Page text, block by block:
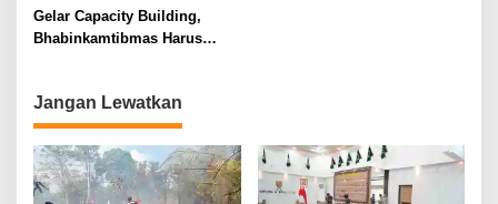
Serunai BS
Gelar Capacity Building,
Bhabinkamtibmas Harus
Jangan Lewatkan